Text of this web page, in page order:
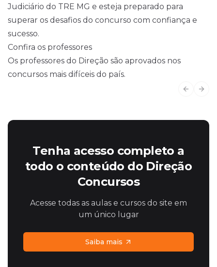
Judiciário do TRE MG e esteja preparado para
superar os desafios do concurso com confiança e
sucesso.
Confira os professores
Os professores do Direção são aprovados nos
concursos mais difíceis do país.
Tenha acesso completo a
todo o conteúdo do Direção
Concursos
Acesse todas as aulas e cursos do site em
um único lugar
Saiba mais